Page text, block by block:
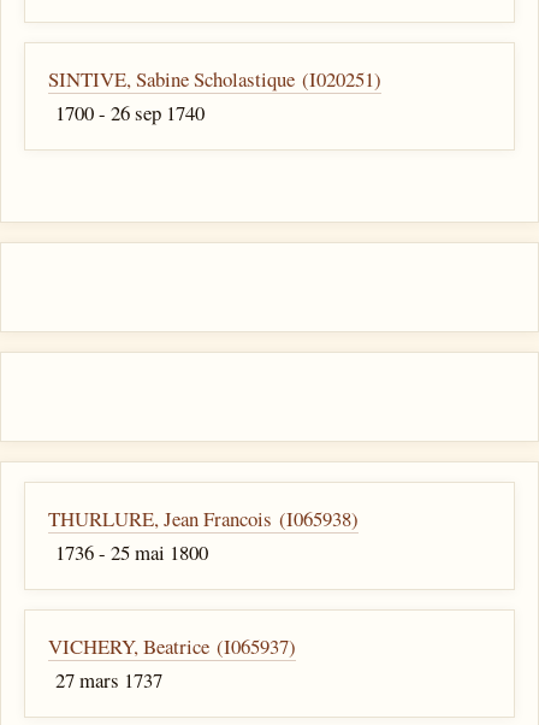
SINTIVE, Sabine Scholastique (I020251)
1700 - 26 sep 1740
THURLURE, Jean Francois (I065938)
1736 - 25 mai 1800
VICHERY, Beatrice (I065937)
27 mars 1737